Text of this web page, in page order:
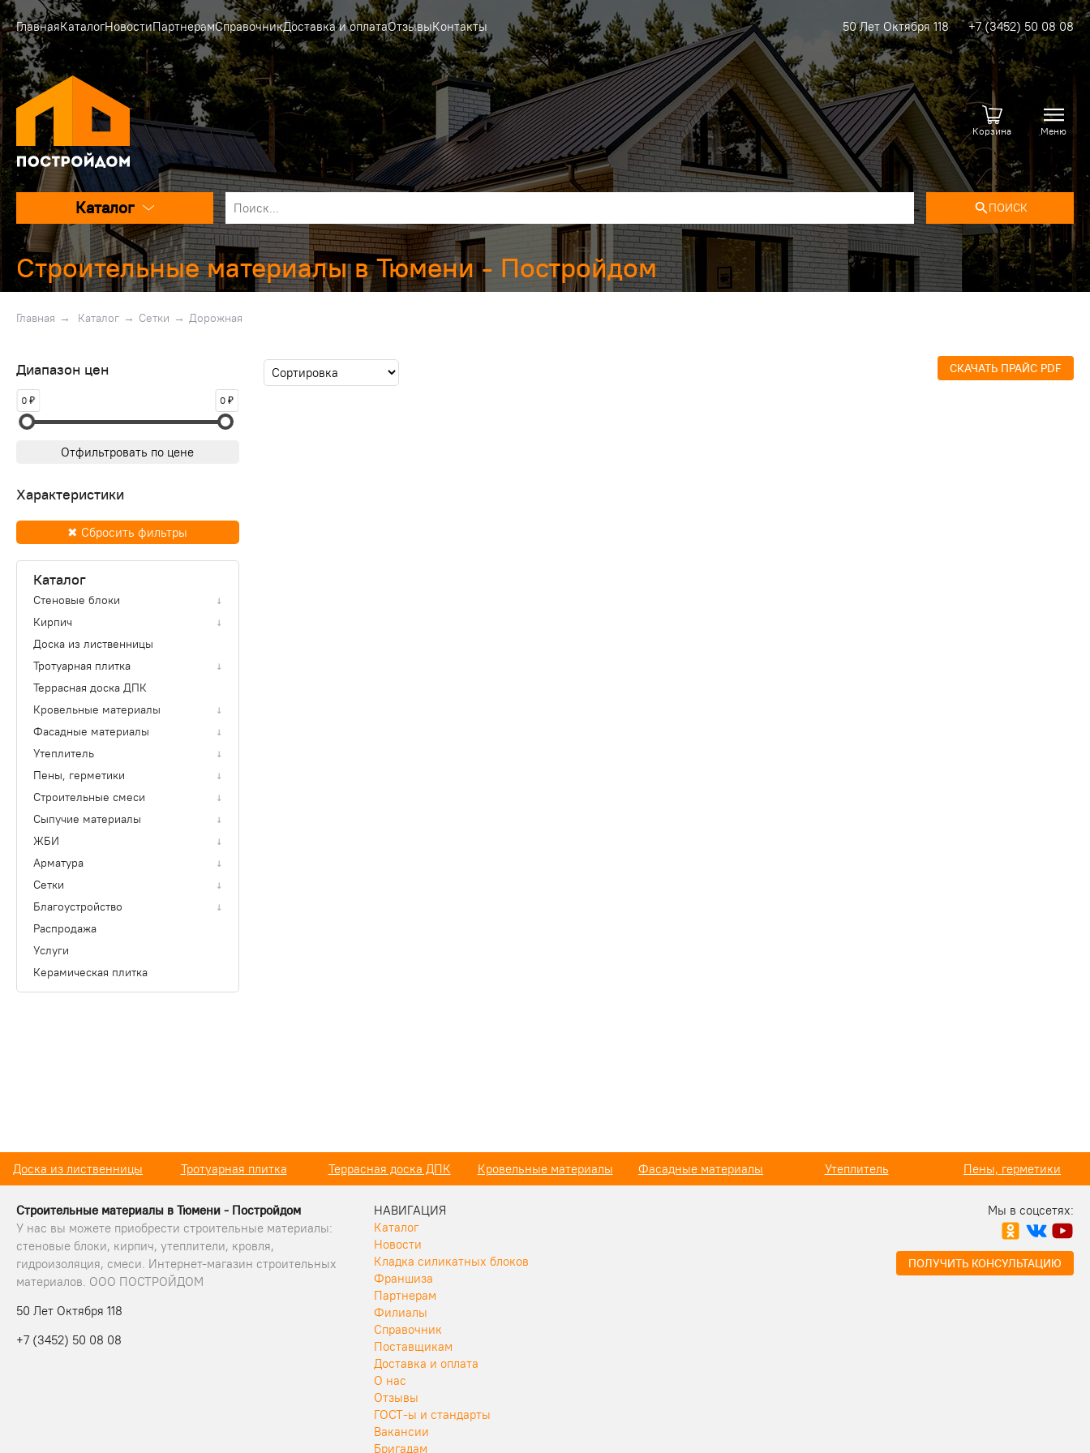
ГлавнаяКаталогНовостиПартнерамСправочникДоставка и оплатаОтзывыКонтакты 50 Лет Октября 118 +7 (3452) 50 08 08
Корзина Меню
Каталог ПОИСК
Строительные материалы в Тюмени - Постройдом
Главная → Каталог → Сетки → Дорожная
Диапазон цен
0 0
Отфильтровать по цене
Характеристики
✖ Сбросить фильтры
Каталог
Стеновые блоки ↓
Кирпич ↓
Доска из лиственницы
Тротуарная плитка
↓
Террасная доска ДПК
Кровельные материалы
↓
Фасадные материалы ↓
Утеплитель ↓
Пены, герметики ↓
Строительные смеси ↓
Сыпучие материалы ↓
ЖБИ ↓
Арматура ↓
Сетки ↓
Благоустройство ↓
Распродажа
Услуги
Керамическая плитка
СКАЧАТЬ ПРАЙС PDF
Доска из лиственницы Тротуарная плитка Террасная доска ДПК Кровельные материалы Фасадные материалы Утеплитель Пены, герметики
Строительные материалы в Тюмени - Постройдом
У нас вы можете приобрести строительные материалы:
стеновые блоки, кирпич, утеплители, кровля,
гидроизоляция, смеси. Интернет-магазин строительных
материалов. ООО ПОСТРОЙДОМ
50 Лет Октября 118
+7 (3452) 50 08 08
НАВИГАЦИЯ
Каталог
Новости
Кладка силикатных блоков
Франшиза
Партнерам
Филиалы
Справочник
Поставщикам
Доставка и оплата
О нас
Отзывы
ГОСТ-ы и стандарты
Вакансии
Бригадам
Мы в соцсетях:
ПОЛУЧИТЬ КОНСУЛЬТАЦИЮ